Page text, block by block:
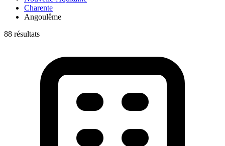
Charente
Angoulême
88 résultats